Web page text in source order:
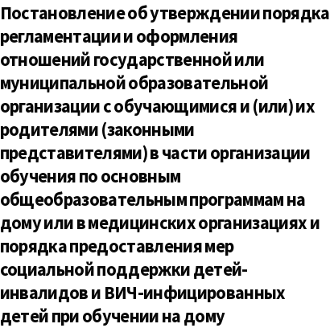
по
договору
найма
жилого
помещения
социальной
поддержки
детей
Постановление об утверждении порядка
регламентации и оформления
отношений государственной или
муниципальной образовательной
организации с обучающимися и (или) их
родителями (законными
представителями) в части организации
обучения по основным
общеобразовательным программам на
дому или в медицинских организациях и
порядка предоставления мер
социальной поддержки детей-
инвалидов и ВИЧ-инфицированных
детей при обучении на дому